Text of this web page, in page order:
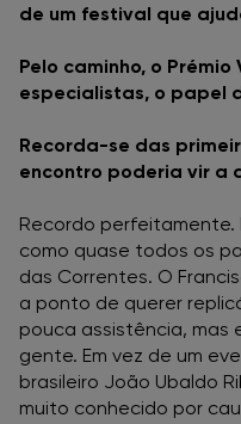
de um festival que
Pelo caminho, o
especialistas, o papel
Recorda-se das
encontro poderia vir a
Recordo perfeitamente.
como quase todos os
das Correntes. O
a ponto de querer
pouca assistência, mas
gente. Em vez de um
brasileiro João Ubaldo
muito conhecido por